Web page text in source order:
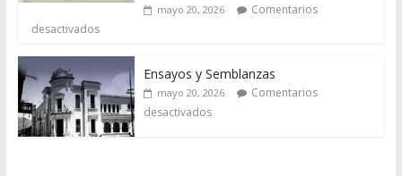
mayo 20, 2026
Comentarios
desactivados
Ensayos y Semblanzas
mayo 20, 2026
Comentarios
desactivados